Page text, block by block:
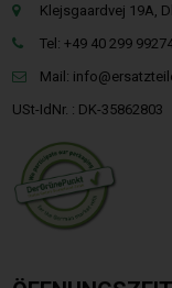
Klejsgaardvej 19A,
Tel: +49 40 299
Mail:
USt-IdNr. : DK-35862803